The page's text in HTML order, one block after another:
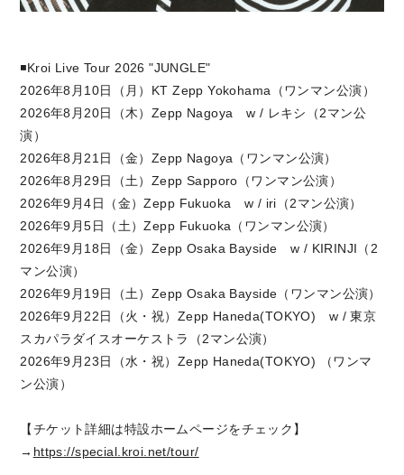
◾️Kroi Live Tour 2026 "JUNGLE"
2026年8月10日（月）KT Zepp Yokohama（ワンマン公演）
2026年8月20日（木）Zepp Nagoya w / レキシ（2マン公
演）
2026年8月21日（金）Zepp Nagoya（ワンマン公演）
2026年8月29日（土）Zepp Sapporo（ワンマン公演）
2026年9月4日（金）Zepp Fukuoka w / iri（2マン公演）
2026年9月5日（土）Zepp Fukuoka（ワンマン公演）
2026年9月18日（金）Zepp Osaka Bayside w / KIRINJI（2
マン公演）
2026年9月19日（土）Zepp Osaka Bayside（ワンマン公演）
2026年9月22日（火・祝）Zepp Haneda(TOKYO) w / 東京
スカパラダイスオーケストラ（2マン公演）
2026年9月23日（水・祝）Zepp Haneda(TOKYO) （ワンマ
ン公演）
【チケット詳細は特設ホームページをチェック】
→ https://special.kroi.net/tour/